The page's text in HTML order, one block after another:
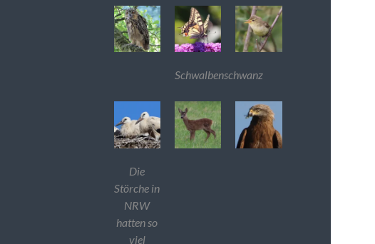
Schwalbenschwanz
Die
Störche in
NRW
hatten so
viel